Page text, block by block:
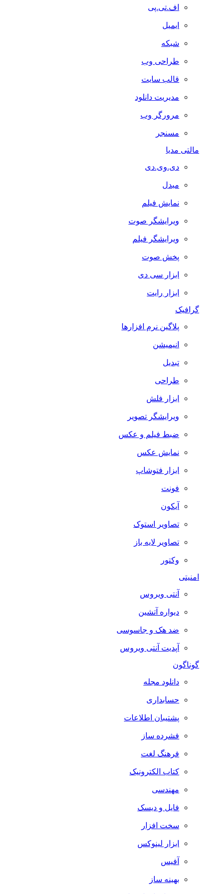
اف.تی.پی
ایمیل
شبکه
طراحی وب
قالب سایت
مدیریت دانلود
مرورگر وب
مسنجر
مالتی مدیا
دی.وی.دی
مبدل
نمایش فیلم
ویرایشگر صوت
ویرایشگر فیلم
پخش صوت
ابزار سی دی
ابزار رایت
گرافیک
پلاگین نرم افزارها
انیمیشن
تبدیل
طراحی
ابزار فلش
ویرایشگر تصویر
ضبط فيلم و عكس
نمایش عکس
ابزار فتوشاپ
فونت
آیکون
تصاویر استوک
تصاویر لایه باز
وکتور
آنتی ویروس
دیواره آتشین
ضد هک و جاسوسی
آپدیت آنتی ویروس
گوناگون
دانلود مجله
حسابداری
پشتیبان اطلاعات
فشرده ساز
فرهنگ لغت
کتاب الکترونیک
مهندسی
فایل و دیسک
سخت افزار
ابزار لینوکس
آفیس
بهینه ساز